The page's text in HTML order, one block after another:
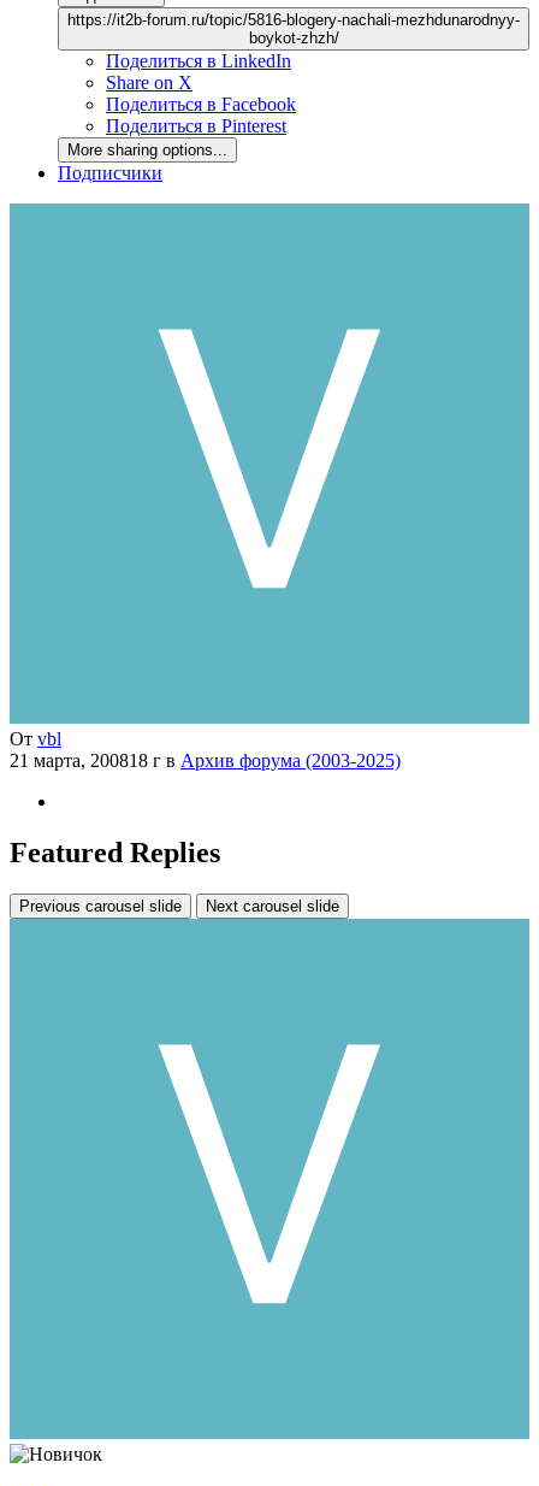
https://it2b-forum.ru/topic/5816-blogery-nachali-mezhdunarodnyy-
boykot-zhzh/
Поделиться в LinkedIn
Share on X
Поделиться в Facebook
Поделиться в Pinterest
More sharing options...
Подписчики
От vbl
21 марта, 200818 г в Архив форума (2003-2025)
Featured Replies
Previous carousel slide Next carousel slide